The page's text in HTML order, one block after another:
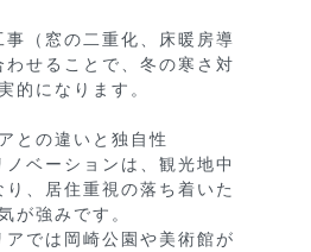
事（窓の二重化、床暖房導
わせることで、冬の寒さ対
的になります。
との違いと独自性
ベーションは、観光地中
、居住重視の落ち着いた
が強みです。
では岡崎公園や美術館が